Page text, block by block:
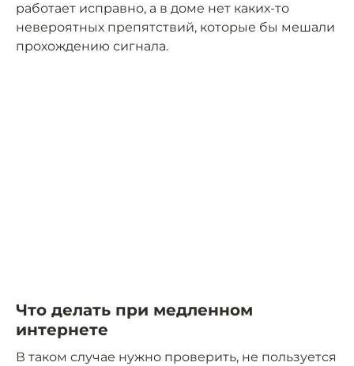
работает исправно, а в доме нет каких-то
невероятных препятствий, которые бы мешали
прохождению сигнала.
Что делать при медленном
интернете
В таком случае нужно проверить, не пользуется